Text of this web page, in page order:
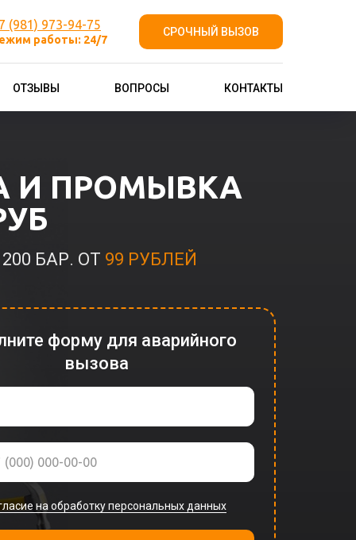
(981) 973-94-75
работы: 24/7
СРОЧНЫЙ ВЫЗОВ
ОТЗЫВЫ ВОПРОСЫ КОНТАКТЫ
на обработку персональных данных
форму для аварийного
вызова
БАР. ОТ 99 РУБЛЕЙ
И ПРОМЫВКА